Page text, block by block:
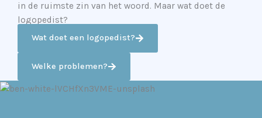
in de ruimste zin van het woord. Maar wat doet de
logopedist?
Wat doet een logopedist?
Welke problemen?